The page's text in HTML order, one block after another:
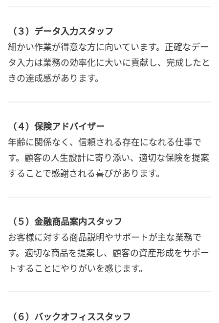
（３）データ入力スタッフ
細かい作業が得意な方に向いています。正確なデー
タ入力は業務の効率化に大いに貢献し、完成したと
きの達成感があります。
（４）保険アドバイザー
年齢に関係なく、信頼される存在になれる仕事で
す。顧客の人生設計に寄り添い、適切な保険を提案
することで感謝される喜びがあります。
（５）金融商品案内スタッフ
お客様に対する商品説明やサポートが主な業務で
す。適切な商品を提案し、顧客の資産形成をサポー
トすることにやりがいを感じます。
（６）バックオフィススタッフ